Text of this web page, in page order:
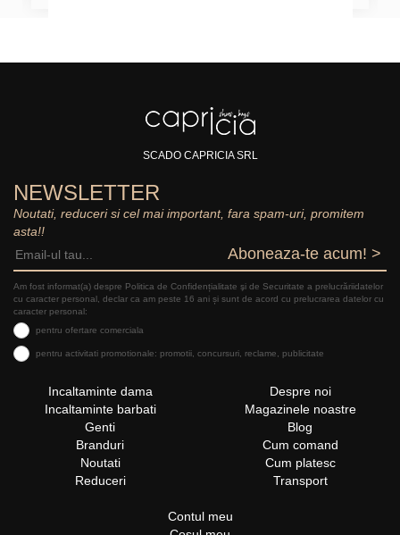
SCADO CAPRICIA SRL
NEWSLETTER
Noutati, reduceri si cel mai important, fara spam-uri, promitem
asta!!
Aboneaza-te acum! >
Am fost informat(a) despre Politica de Confidențialitate şi de Securitate a prelucrăriidatelor
cu caracter personal, declar ca am peste 16 ani și sunt de acord cu prelucrarea datelor cu
caracter personal:
pentru ofertare comerciala
pentru activitati promotionale: promotii, concursuri, reclame, publicitate
Incaltaminte dama
Incaltaminte barbati
Genti
Branduri
Noutati
Reduceri
Despre noi
Magazinele noastre
Blog
Cum comand
Cum platesc
Transport
Contul meu